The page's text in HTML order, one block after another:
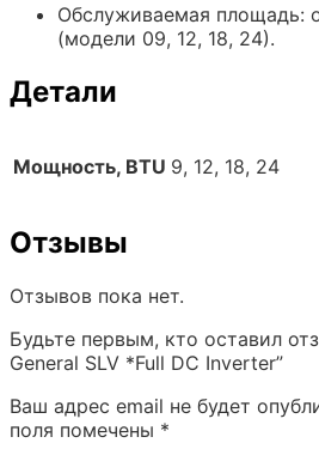
Обслуживаемая площадь:
(модели 09, 12, 18, 24).
Детали
Мощность, BTU 9, 12, 18, 24
Отзывы
Отзывов пока нет.
Будьте первым, кто оставил
General SLV *Full DC Inverter”
Ваш адрес email не будет
поля помечены *